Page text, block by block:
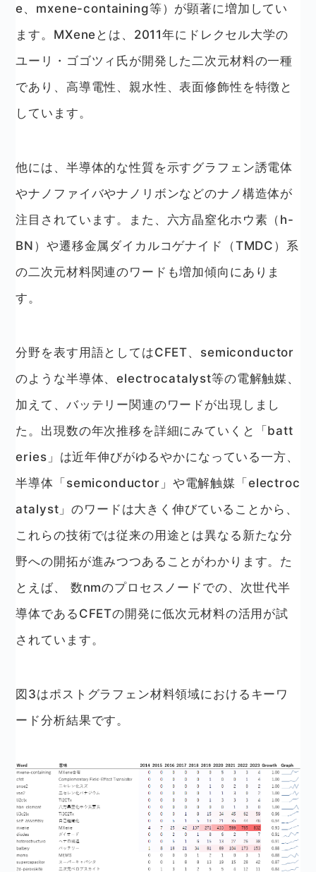
e、mxene-containing等）が顕著に増加してい
ます。MXeneとは、2011年にドレクセル大学の
ユーリ・ゴゴツィ氏が開発した二次元材料の一種
であり、高導電性、親水性、表面修飾性を特徴と
しています。
他には、半導体的な性質を示すグラフェン誘電体
やナノファイバやナノリボンなどのナノ構造体が
注目されています。また、六方晶窒化ホウ素（h-
BN）や遷移金属ダイカルコゲナイド（TMDC）系
の二次元材料関連のワードも増加傾向にありま
す。
分野を表す用語としてはCFET、semiconductor
のような半導体、electrocatalyst等の電解触媒、
加えて、バッテリー関連のワードが出現しまし
た。出現数の年次推移を詳細にみていくと「batt
eries」は近年伸びがゆるやかになっている一方、
半導体「semiconductor」や電解触媒「electroc
atalyst」のワードは大きく伸びていることから、
これらの技術では従来の用途とは異なる新たな分
野への開拓が進みつつあることがわかります。た
とえば、 数nmのプロセスノードでの、次世代半
導体であるCFETの開発に低次元材料の活用が試
されています。
図3はポストグラフェン材料領域におけるキーワ
ード分析結果です。